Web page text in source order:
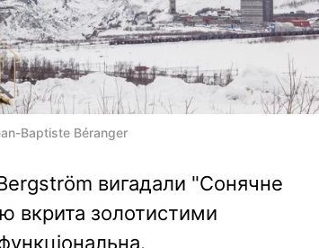
Baptiste Béranger
вигадали "Сонячне
вкрита золотистими